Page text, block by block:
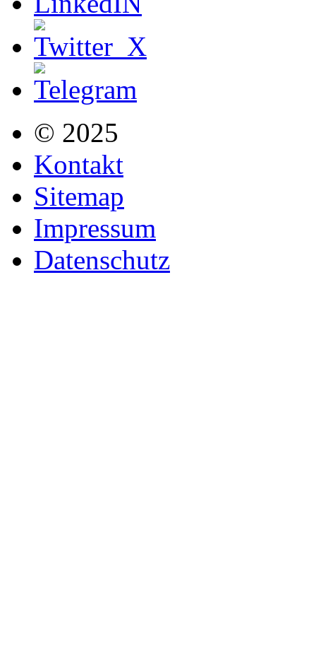
© 2025
Kontakt
Sitemap
Impressum
Datenschutz